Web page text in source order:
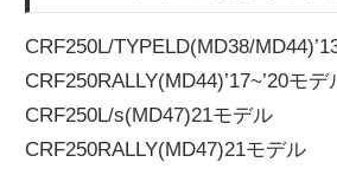
CRF250L/TYPELD(MD38/
CRF250RALLY(MD44)’17~’20モデ
CRF250L/s(MD47)21モデル
CRF250RALLY(MD47)21モデル